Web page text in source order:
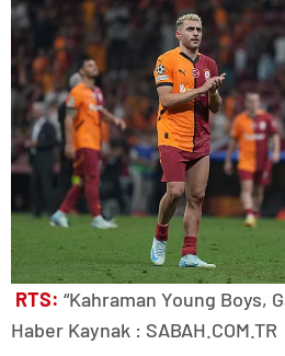
RTS: “Kahraman Young Boys,
Haber Kaynak : SABAH.COM.TR